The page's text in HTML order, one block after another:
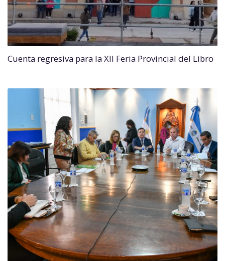
Cuenta regresiva para la XII Feria Provincial del Libro